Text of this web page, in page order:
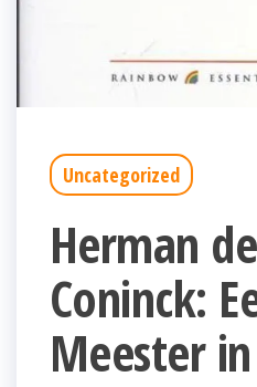
Uncategorized
Herman de
Coninck:
Meester